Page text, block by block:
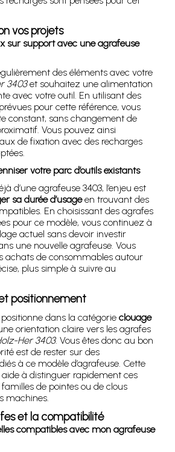
vos projets
sur support avec une agrafeuse
des éléments avec votre
3403et souhaitez une alimentation
avec votre outil. En utilisant des
pour cette référence, vous
constant, sans changement de
Vous pouvez ainsi
de fixation avec des recharges
votre parc d’outils existants
d’une agrafeuse 3403, l’enjeu est
sa durée d’usageen trouvant des
En choisissant des agrafes
pour ce modèle, vous continuez à
actuel sans devoir investir
une nouvelle agrafeuse. Vous
achats de consommables autour
plus simple à suivre au
positionnement
dans la catégorie clouage
orientation claire vers les agrafes
Her 3403. Vous êtes donc au bon
est de rester sur des
à ce modèle d’agrafeuse. Cette
à distinguer rapidement ces
de pointes ou de clous
machines.
et la compatibilité
compatibles avec mon agrafeuse